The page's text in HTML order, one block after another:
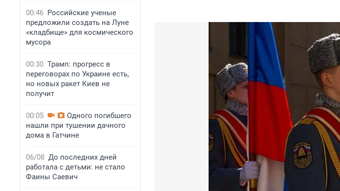
00:46 Российские ученые
предложили создать на Луне
«кладбище» для космического
мусора
00:30 Трамп: прогресс в
переговорах по Украине есть,
но новых ракет Киев не
получит
00:05
Одного погибшего
нашли при тушении дачного
дома в Гатчине
06/08 До последних дней
работала с детьми: не стало
Фаины Саевич